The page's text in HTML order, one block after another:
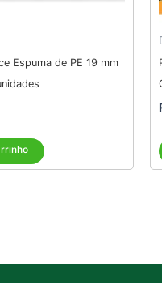
Espuma de PE 19 mm